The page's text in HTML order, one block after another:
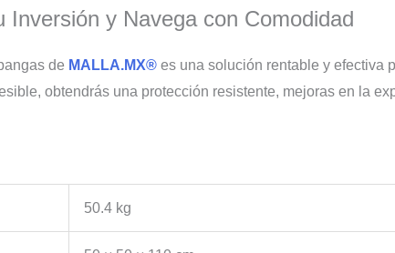
Inversión y Navega con Comodidad
de MALLA.MX®es una solución rentable y efectiva
obtendrás una protección resistente, mejoras en la
50.4 kg